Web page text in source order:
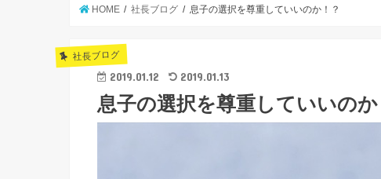
HOME 社長ブログ 息子の選択を尊重していいのか！？
社長ブログ
2019.01.12 2019.01.13
息子の選択を尊重していいのか